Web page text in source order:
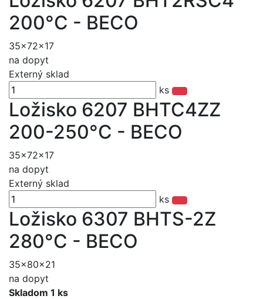
200°C - BECO
35x72x17
na dopyt
Externý sklad
ks
Ložisko 6207 BHTC4ZZ
200-250°C - BECO
35x72x17
na dopyt
Externý sklad
ks
Ložisko 6307 BHTS-2Z
280°C - BECO
35x80x21
na dopyt
Skladom 1 ks